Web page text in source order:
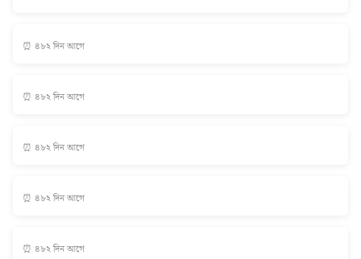
⏰ ৪৮২ দিন আগে
⏰ ৪৮২ দিন আগে
⏰ ৪৮২ দিন আগে
⏰ ৪৮২ দিন আগে
⏰ ৪৮২ দিন আগে